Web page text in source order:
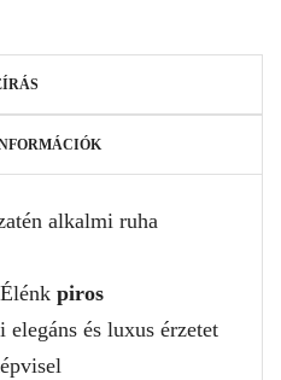
alkalmi ruha
Élénk piros
elegáns és luxus érzetet